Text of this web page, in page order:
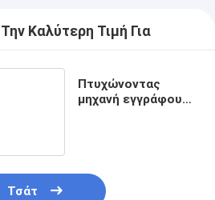
Καλύτερη Τιμή Για
Πτυχώνοντας
μηχανή εγγράφου
Τσάτ